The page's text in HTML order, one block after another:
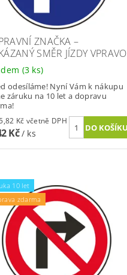
ZNAČKA –
SMĚR JÍZDY VPRAVO
(3 ks)
odesíláme! Nyní Vám k nákupu
záruku na 10 let a dopravu
1 865,82 Kč včetně DPH
Kč/ ks
10 let
zdarma